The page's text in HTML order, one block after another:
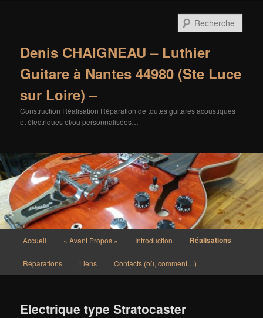
Denis CHAIGNEAU – Luthier
Guitare à Nantes 44980 (Ste Luce
sur Loire) –
Construction Réalisation Réparation de toutes guitares acoustiques
et électriques et/ou personnalisées…
principal
Accueil « Avant Propos » Introduction Réalisations
Réparations Liens Contacts (où, comment…)
Electrique type Stratocaster